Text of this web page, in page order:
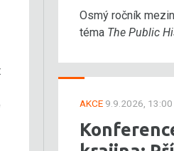
Osmý ročník
téma The Public
AKCE 9.9.2026, 13:00